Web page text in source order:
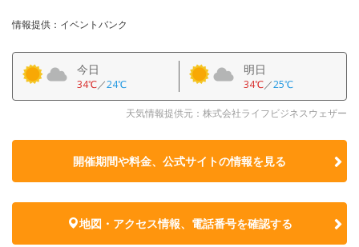
情報提供：イベントバンク
今日
34℃／24℃
明日
34℃／25℃
天気情報提供元：株式会社ライフビジネスウェザー
開催期間や料金、公式サイトの情報を見る
地図・アクセス情報、電話番号を確認する